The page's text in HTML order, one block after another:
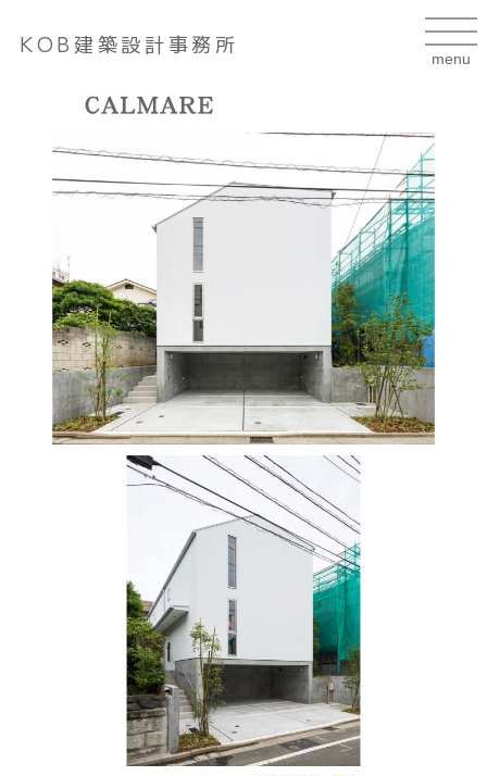
KOB建築設計事務所